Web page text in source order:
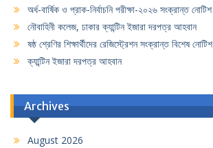
অর্ধ-বার্ষিক ও প্রাক-নির্বাচনি পরীক্ষা-২০২৬ সংক্রান্ত নোটিশ
নৌবাহিনী কলেজ, ঢাকার ক্যান্টিন ইজারা দরপত্র আহবান
ষষ্ঠ শ্রেণির শিক্ষার্থীদের রেজিস্ট্রেশন সংক্রান্ত বিশেষ নোটিশ
ক্যান্টিন ইজারা দরপত্র আহবান
Archives
August 2026